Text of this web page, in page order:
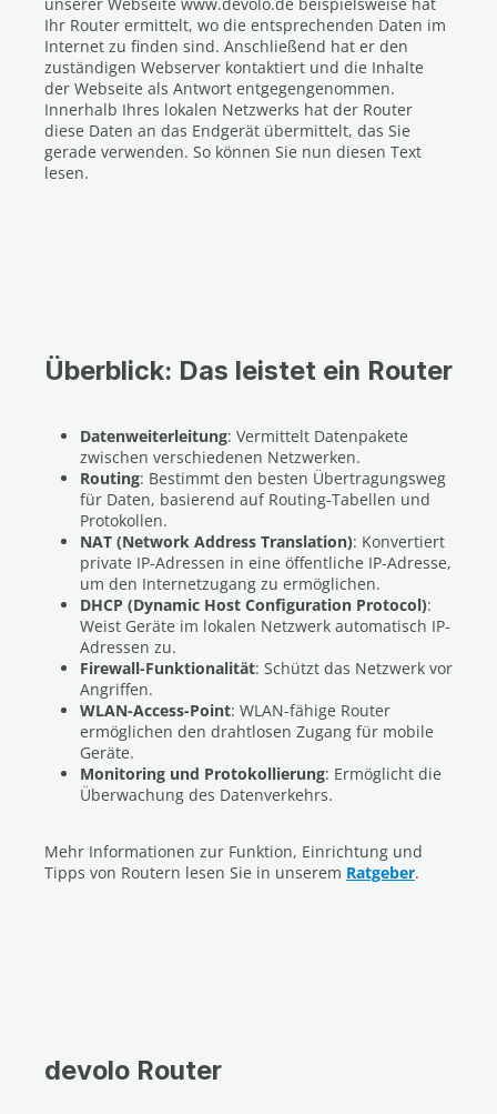
Ihr Router ermittelt, wo die entsprechenden Daten im
Internet zu finden sind. Anschließend hat er den
zuständigen Webserver kontaktiert und die Inhalte
der Webseite als Antwort entgegengenommen.
Innerhalb Ihres lokalen Netzwerks hat der Router
diese Daten an das Endgerät übermittelt, das Sie
gerade verwenden. So können Sie nun diesen Text
lesen.
Überblick: Das leistet ein Router
Datenweiterleitung: Vermittelt Datenpakete
zwischen verschiedenen Netzwerken.
Routing: Bestimmt den besten Übertragungsweg
für Daten, basierend auf Routing-Tabellen und
Protokollen.
NAT (Network Address Translation): Konvertiert
private IP-Adressen in eine öffentliche IP-Adresse,
um den Internetzugang zu ermöglichen.
DHCP (Dynamic Host Configuration Protocol):
Weist Geräte im lokalen Netzwerk automatisch IP-
Adressen zu.
Firewall-Funktionalität: Schützt das Netzwerk vor
Angriffen.
WLAN-Access-Point: WLAN-fähige Router
ermöglichen den drahtlosen Zugang für mobile
Geräte.
Monitoring und Protokollierung: Ermöglicht die
Überwachung des Datenverkehrs.
Mehr Informationen zur Funktion, Einrichtung und
Tipps von Routern lesen Sie in unserem Ratgeber.
devolo Router